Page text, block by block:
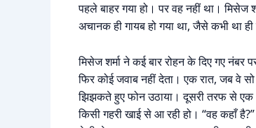
पहले बाहर गया हो। पर वह नहीं था। मिसेज
अचानक ही गायब हो गया था, जैसे कभी था ही
मिसेज शर्मा ने कई बार रोहन के दिए गए नंबर
फिर कोई जवाब नहीं देता। एक रात, जब वे
झिझकते हुए फोन उठाया। दूसरी तरफ से एक
किसी गहरी खाई से आ रही हो। “वह कहाँ